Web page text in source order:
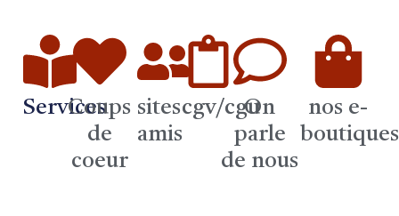
Services
Coups
de
coeur
sites
amis
cgv/cguOn
parle
de nous
nos e-
boutiques